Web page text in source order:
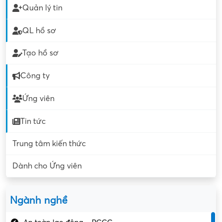
Quản lý tin
QL hồ sơ
Tạo hồ sơ
Công ty
Ứng viên
Tin tức
Trung tâm kiến thức
Dành cho Ứng viên
Ngành nghề